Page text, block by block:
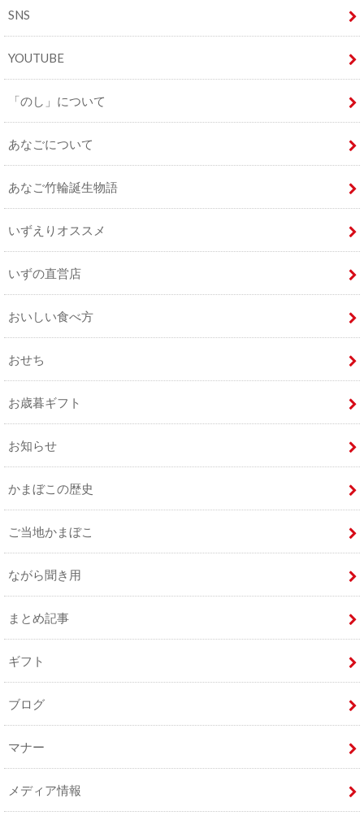
SNS
YOUTUBE
「のし」について
あなごについて
あなご竹輪誕生物語
いずえりオススメ
いずの直営店
おいしい食べ方
おせち
お歳暮ギフト
お知らせ
かまぼこの歴史
ご当地かまぼこ
ながら聞き用
まとめ記事
ギフト
ブログ
マナー
メディア情報